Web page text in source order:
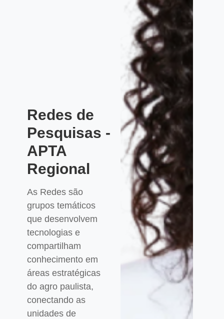
Redes de
Pesquisas -
APTA
Regional
As Redes são
grupos temáticos
que desenvolvem
tecnologias e
compartilham
conhecimento em
áreas estratégicas
do agro paulista,
conectando as
unidades de